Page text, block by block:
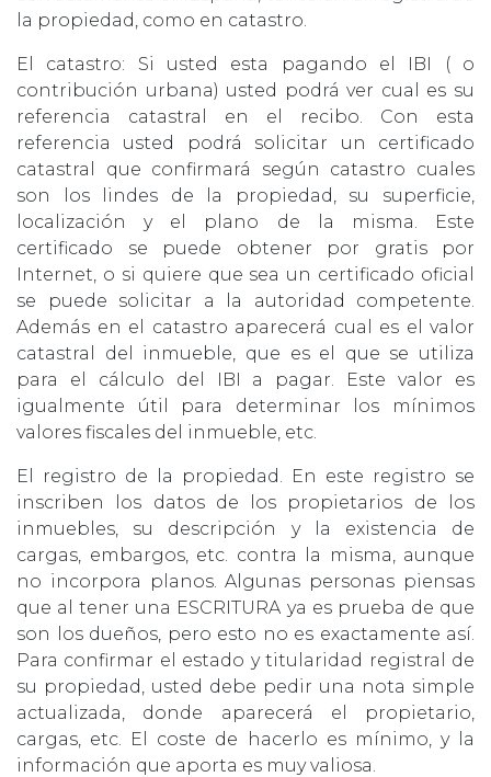
la propiedad, como en catastro.
El catastro: Si usted esta pagando el IBI ( o
contribución urbana) usted podrá ver cual es su
referencia catastral en el recibo. Con esta
referencia usted podrá solicitar un certificado
catastral que confirmará según catastro cuales
son los lindes de la propiedad, su superficie,
localización y el plano de la misma. Este
certificado se puede obtener por gratis por
Internet, o si quiere que sea un certificado oficial
se puede solicitar a la autoridad competente.
Además en el catastro aparecerá cual es el valor
catastral del inmueble, que es el que se utiliza
para el cálculo del IBI a pagar. Este valor es
igualmente útil para determinar los mínimos
valores fiscales del inmueble, etc.
El registro de la propiedad. En este registro se
inscriben los datos de los propietarios de los
inmuebles, su descripción y la existencia de
cargas, embargos, etc. contra la misma, aunque
no incorpora planos. Algunas personas piensas
que al tener una ESCRITURA ya es prueba de que
son los dueños, pero esto no es exactamente así.
Para confirmar el estado y titularidad registral de
su propiedad, usted debe pedir una nota simple
actualizada, donde aparecerá el propietario,
cargas, etc. El coste de hacerlo es mínimo, y la
información que aporta es muy valiosa.